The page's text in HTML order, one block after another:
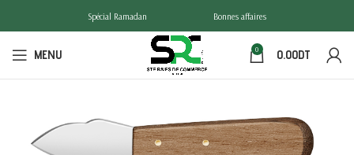
Spécial Ramadan Bonnes affaires
MENU 0 0.00DT